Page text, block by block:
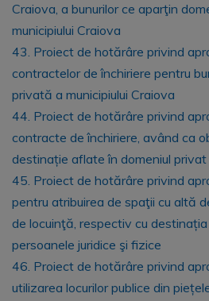
Craiova, a bunurilor ce aparţin
municipiului Craiova
43. Proiect de hotărâre privind
contractelor de închiriere pentru
privată a municipiului Craiova
44. Proiect de hotărâre privind
contracte de închiriere, având ca
destinație aflate în domeniul privat
45. Proiect de hotărâre privind
pentru atribuirea de spaţii cu altă
de locuinţă, respectiv cu
persoanele juridice şi fizice
46. Proiect de hotărâre privind
utilizarea locurilor publice din